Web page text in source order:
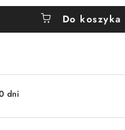
Do koszyka
dni